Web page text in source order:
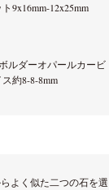
9x16mm-12x25mm
ルダーオパールカービ
約8-8-8mm
よく似た二つの石を選